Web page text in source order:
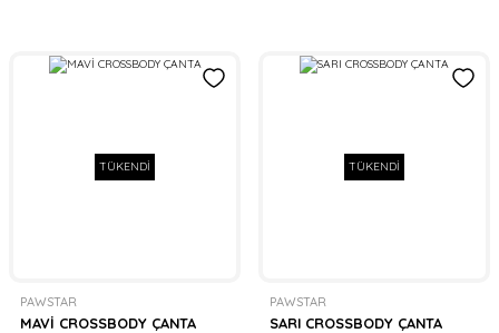
TÜKENDİ
PAWSTAR
MAVİ CROSSBODY ÇANTA
TÜKENDİ
PAWSTAR
SARI CROSSBODY ÇANTA